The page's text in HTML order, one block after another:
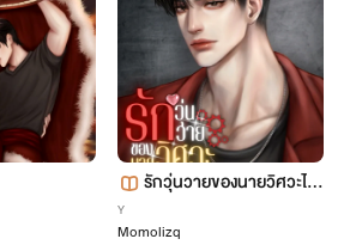
รักวุ่นวายของนายวิศวะไฟ
Y
Momolizq